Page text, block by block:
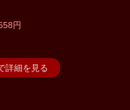
円
詳細を見る